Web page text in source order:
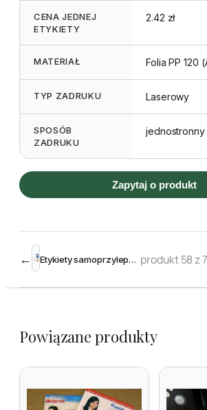
CENA JEDNEJ
ETYKIETY
2.42 zł
MATERIAŁ Folia PP 120
TYP ZADRUKU Laserowy
SPOSÓB
ZADRUKU
jednostronny
Zapytaj o produkt
← Etykiety samoprzylepne przezroczyste błyszczące średnica 40 mm (600szt) produkt 58 z
Powiązane produkty